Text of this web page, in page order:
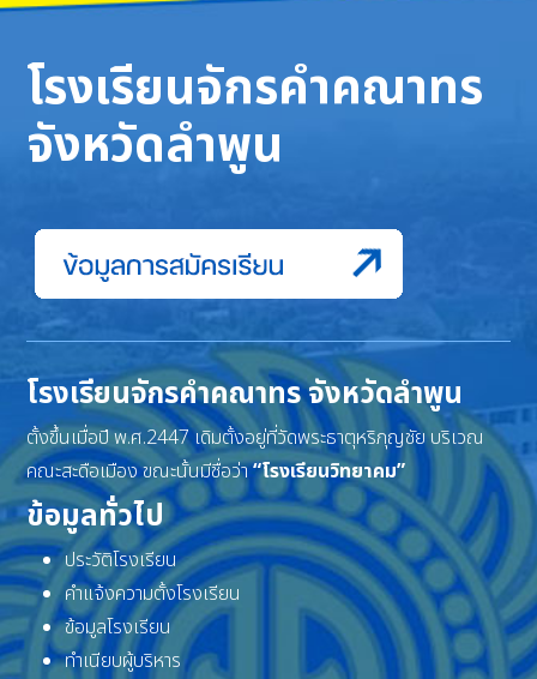
โรงเรียนจักรคำคณาทร
จังหวัดลำพูน
โรงเรียนจักรคำคณาทร จังหวัดลำพูน
ตั้งขึ้นเมื่อปี พ.ศ.2447 เดิมตั้งอยู่ที่วัดพระธาตุหริภุญชัย บริเวณ
คณะสะดือเมือง ขณะนั้นมีชื่อว่า“โรงเรียนวิทยาคม”
ข้อมูลทั่วไป
ประวัติโรงเรียน
คำแจ้งความตั้งโรงเรียน
ข้อมูลโรงเรียน
ทำเนียบผู้บริหาร